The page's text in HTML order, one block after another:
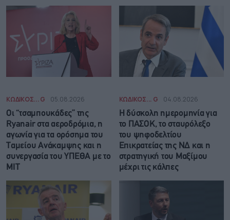
ΚΩΔΙΚΟΣ... G 05.08.2026
Οι “τσαμπουκάδες” της
Ryanair στα αεροδρόμια, η
αγωνία για τα ορόσημα του
Ταμείου Ανάκαμψης και η
συνεργασία του ΥΠΕΘΑ με το
MIT
ΚΩΔΙΚΟΣ... G 04.08.2026
Η δύσκολη ημερομηνία για
το ΠΑΣΟΚ, το σταυρόλεξο
του ψηφοδελτίου
Επικρατείας της ΝΔ και η
στρατηγική του Μαξίμου
μέχρι τις κάλπες